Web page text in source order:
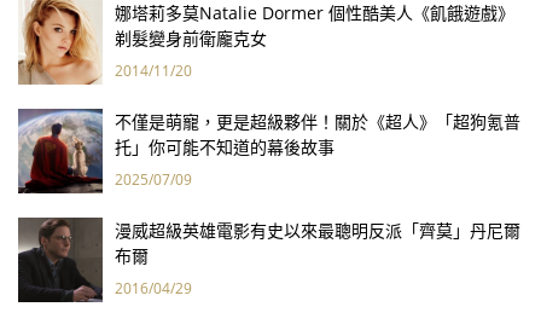
娜塔莉多莫Natalie Dormer 個性酷美人《飢餓遊戲》
剃髮變身前衛龐克女
2014/11/20
不僅是萌寵，更是超級夥伴！關於《超人》「超狗氪普
托」你可能不知道的幕後故事
2025/07/09
漫威超級英雄電影有史以來最聰明反派「齊莫」丹尼爾
布爾
2016/04/29